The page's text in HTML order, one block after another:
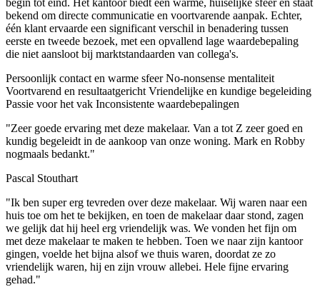
begin tot eind. Het kantoor biedt een warme, huiselijke sfeer en staat
bekend om directe communicatie en voortvarende aanpak. Echter,
één klant ervaarde een significant verschil in benadering tussen
eerste en tweede bezoek, met een opvallend lage waardebepaling
die niet aansloot bij marktstandaarden van collega's.
Persoonlijk contact en warme sfeerNo-nonsense mentaliteit
Voortvarend en resultaatgerichtVriendelijke en kundige begeleiding
Passie voor het vak Inconsistente waardebepalingen
"Zeer goede ervaring met deze makelaar. Van a tot Z zeer goed en
kundig begeleidt in de aankoop van onze woning. Mark en Robby
nogmaals bedankt."
Pascal Stouthart
"Ik ben super erg tevreden over deze makelaar. Wij waren naar een
huis toe om het te bekijken, en toen de makelaar daar stond, zagen
we gelijk dat hij heel erg vriendelijk was. We vonden het fijn om
met deze makelaar te maken te hebben. Toen we naar zijn kantoor
gingen, voelde het bijna alsof we thuis waren, doordat ze zo
vriendelijk waren, hij en zijn vrouw allebei. Hele fijne ervaring
gehad."